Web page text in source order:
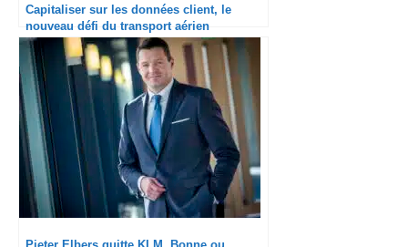
Capitaliser sur les données client, le
nouveau défi du transport aérien
Pieter Elbers quitte KLM. Bonne ou